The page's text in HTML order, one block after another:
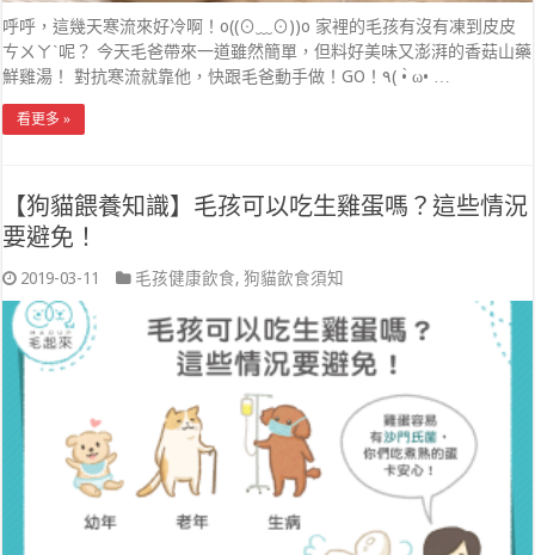
呼呼，這幾天寒流來好冷啊！o((⊙﹏⊙))o 家裡的毛孩有沒有凍到皮皮
ㄘㄨㄚˋ呢？ 今天毛爸帶來一道雖然簡單，但料好美味又澎湃的香菇山藥
鮮雞湯！ 對抗寒流就靠他，快跟毛爸動手做！GO！٩( • ̀ω• …
看更多 »
【狗貓餵養知識】毛孩可以吃生雞蛋嗎？這些情況
要避免！
2019-03-11 毛孩健康飲食,狗貓飲食須知